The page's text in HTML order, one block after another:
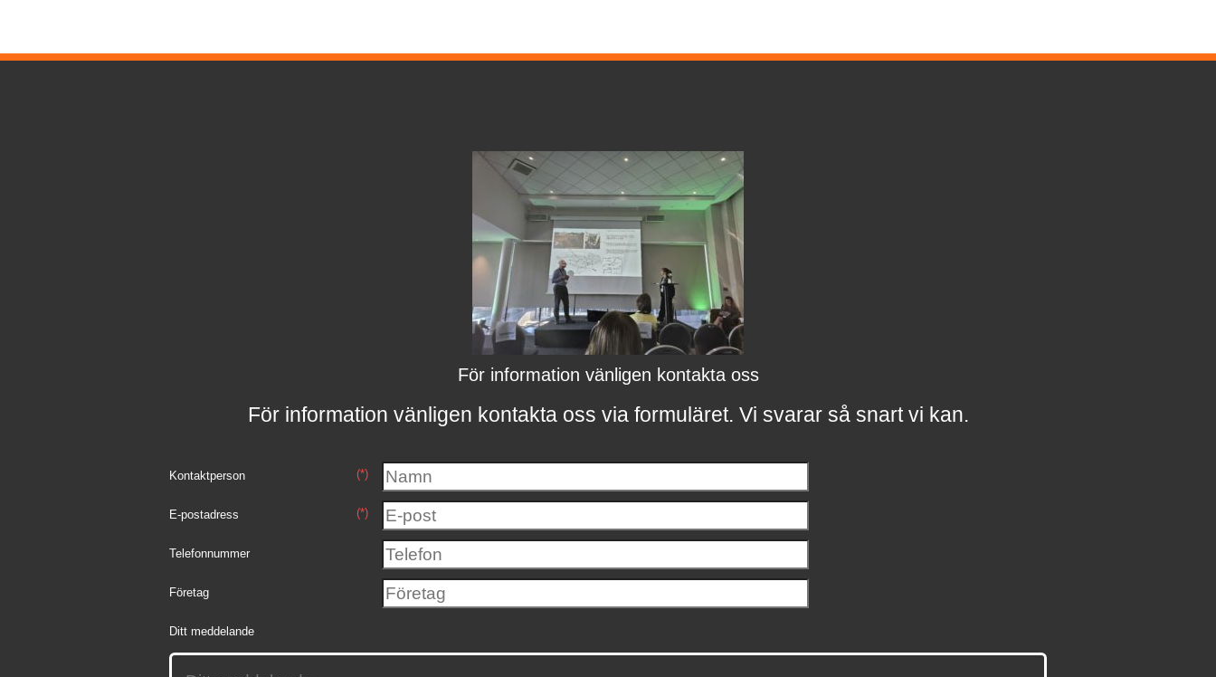
För information vänligen kontakta oss
För information vänligen kontakta oss via formuläret. Vi svararså snart vi kan.
Kontaktperson (*)
E-postadress (*)
Telefonnummer
Företag
Ditt meddelande